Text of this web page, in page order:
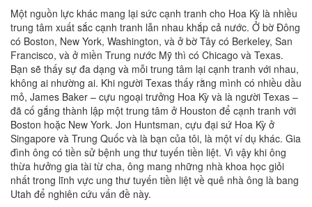
Một nguồn lực khác mang lại sức cạnh tranh cho Hoa Kỳ là nhiều
trung tâm xuất sắc cạnh tranh lẫn nhau khắp cả nước. Ở bờ Đông
có Boston, New York, Washington, và ở bờ Tây có Berkeley, San
Francisco, và ở miền Trung nước Mỹ thì có Chicago và Texas.
Bạn sẽ thấy sự đa dạng và mỗi trung tâm lại cạnh tranh với nhau,
không ai nhường ai. Khi người Texas thấy rằng mình có nhiều dầu
mỏ, James Baker – cựu ngoại trưởng Hoa Kỳ và là người Texas –
đã cố gắng thành lập một trung tâm ở Houston để cạnh tranh với
Boston hoặc New York. Jon Huntsman, cựu đại sứ Hoa Kỳ ở
Singapore và Trung Quốc và là bạn của tôi, là một ví dụ khác. Gia
đình ông có tiền sử bệnh ung thư tuyến tiền liệt. Vì vậy khi ông
thừa hưởng gia tài từ cha, ông mang những nhà khoa học giỏi
nhất trong lĩnh vực ung thư tuyến tiền liệt về quê nhà ông là bang
Utah để nghiên cứu vấn đề này.